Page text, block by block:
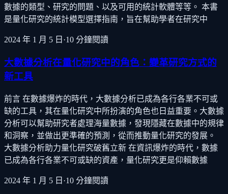
數據的類型、研究的問題、以及可用的統計軟體等等。 本書
是量化研究的統計模型選擇指南，旨在幫助學者在研究中
2024 年 1 月 5 日 ·10 分鐘閱讀
大數據分析在量化研究中的角色：變革研究方式的
新工具
前言 在數據爆炸的時代，大數據分析已成為各行各業不可或
缺的工具，其在量化研究中所扮演的角色也日益重要。大數據
分析可以幫助研究者處理海量數據，發現隱藏在數據中的規律
和洞察，並做出更準確的預測，從而推動量化研究的發展。
大數據分析助力量化研究破舊立新 在資訊爆炸的時代，數據
已成為各行各業不可或缺的資產，量化研究更是仰賴數據
2024 年 1 月 5 日 ·10 分鐘閱讀